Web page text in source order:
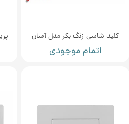
کلید شاسی زنگ بکر مدل آسان
اتمام موجودی